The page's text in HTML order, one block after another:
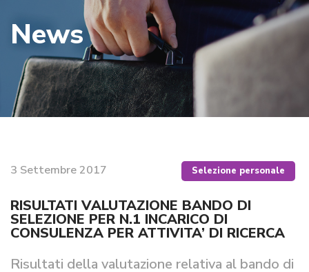
News
3 Settembre 2017 Selezione personale
RISULTATI VALUTAZIONE BANDO DI
SELEZIONE PER N.1 INCARICO DI
CONSULENZA PER ATTIVITA’ DI RICERCA
Risultati della valutazione relativa al bando di